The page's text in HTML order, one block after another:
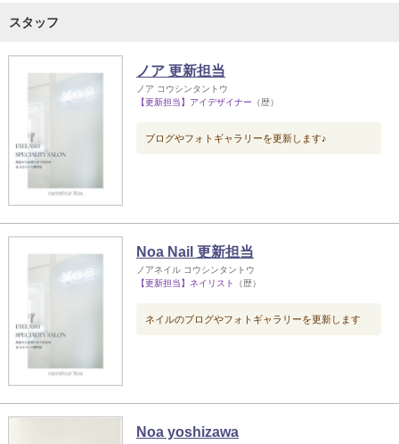
スタッフ
ノア 更新担当
ノア コウシンタントウ
【更新担当】アイデザイナー （歴）
ブログやフォトギャラリーを更新します♪
Noa Nail 更新担当
ノアネイル コウシンタントウ
【更新担当】ネイリスト
（歴）
ネイルのブログやフォトギャラリーを更新します
Noa yoshizawa